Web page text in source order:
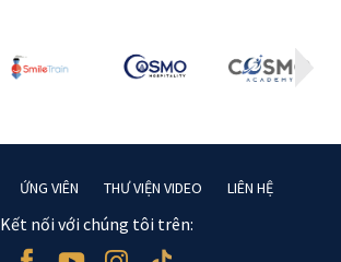
ỨNG VIÊN THƯ VIỆN VIDEO LIÊN HỆ
Kết nối với chúng tôi trên: